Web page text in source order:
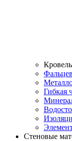
Гибкая
Стеновые